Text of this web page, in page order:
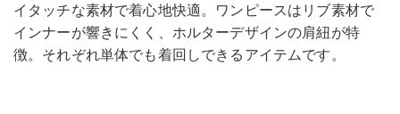
イタッチな素材で着心地快適。ワンピースはリブ素材で
インナーが響きにくく、ホルターデザインの肩紐が特
徴。それぞれ単体でも着回しできるアイテムです。